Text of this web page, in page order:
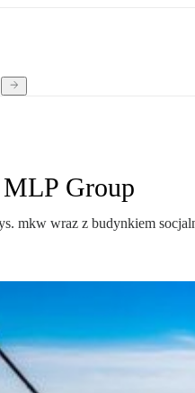
Group
mkw wraz z budynkiem